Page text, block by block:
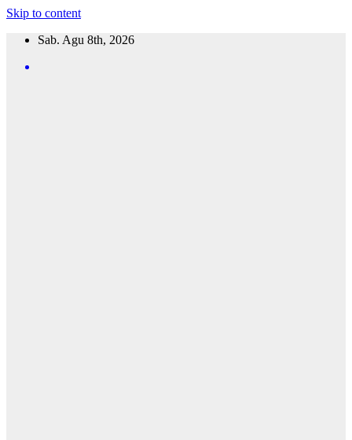
Skip to content
Sab. Agu 8th, 2026